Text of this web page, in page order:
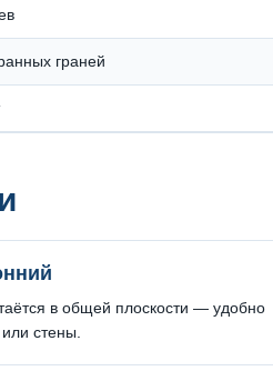
граней
в общей плоскости — удобно
стены.